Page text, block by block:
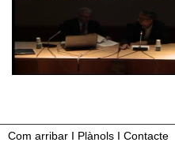
Com arribar I Plànols I Contacte